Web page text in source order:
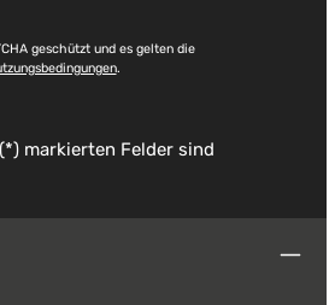
geschützt und es gelten die
.
markierten Felder sind